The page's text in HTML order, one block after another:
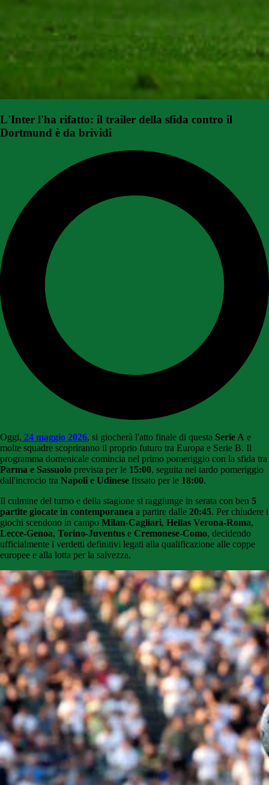
L'Inter l'ha rifatto: il trailer della sfida contro il
Dortmund è da brividi
Oggi, 24 maggio 2026, si giocherà l'atto finale di questa Serie A e
molte squadre scopriranno il proprio futuro tra Europa e Serie B. Il
programma domenicale comincia nel primo pomeriggio con la sfida tra
Parma e Sassuolo prevista per le 15:00, seguita nel tardo pomeriggio
dall'incrocio tra Napoli e Udinese fissato per le 18:00.
Il culmine del turno e della stagione si raggiunge in serata con ben 5
partite giocate in contemporanea a partire dalle 20:45. Per chiudere i
giochi scendono in campo Milan-Cagliari, Hellas Verona-Roma,
Lecce-Genoa, Torino-Juventus e Cremonese-Como, decidendo
ufficialmente i verdetti definitivi legati alla qualificazione alle coppe
europee e alla lotta per la salvezza.